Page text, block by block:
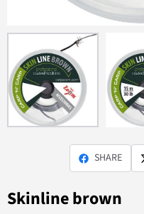
SHARE
Skinline brown